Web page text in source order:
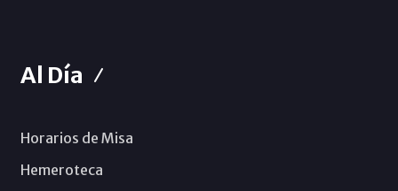
Al Día
Horarios de Misa
Hemeroteca